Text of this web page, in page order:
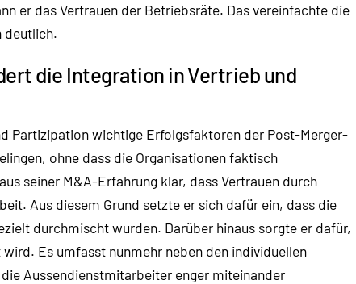
er das Vertrauen der Betriebsräte. Das vereinfachte die
deutlich.
die Integration in Vertrieb und
Partizipation wichtige Erfolgsfaktoren der Post-Merger-
ohne dass die Organisationen faktisch
seiner M&A-Erfahrung klar, dass Vertrauen durch
Aus diesem Grund setzte er sich dafür ein, dass die
durchmischt wurden. Darüber hinaus sorgte er dafür,
Es umfasst nunmehr neben den individuellen
Aussendienstmitarbeiter enger miteinander